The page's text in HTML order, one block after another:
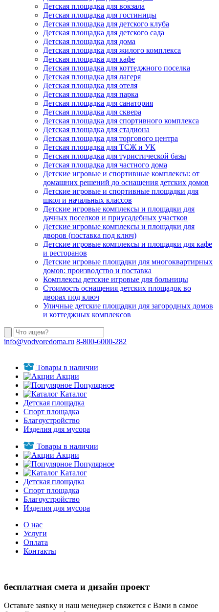
Детская площадка для вокзала
Детская площадка для гостиницы
Детская площадка для детского клуба
Детская площадка для детского сада
Детская площадка для дома
Детская площадка для жилого комплекса
Детская площадка для кафе
Детская площадка для коттеджного поселка
Детская площадка для лагеря
Детская площадка для отеля
Детская площадка для парка
Детская площадка для санатория
Детская площадка для сквера
Детская площадка для спортивного комплекса
Детская площадка для стадиона
Детская площадка для торгового центра
Детская площадка для ТСЖ и УК
Детская площадка для туристической базы
Детская площадка для частного дома
Детские игровые и спортивные комплексы: от
домашних решений до оснащения детских домов
Детские игровые и спортивные площадки для
школ и начальных классов
Детские игровые комплексы и площадки для
дачных поселков и приусадебных участков
Детские игровые комплексы и площадки для
дворов (поставка под ключ)
Детские игровые комплексы и площадки для кафе
и ресторанов
Детские игровые площадки для многоквартирных
домов: производство и поставка
Комплексы детские игровые для больницы
Стоимость оснащения детских площадок во
дворах под ключ
Уличные детские площадки для загородных домов
и коттеджных комплексов
info@vodvoredoma.ru 8-800-6000-282
Товары в наличии
Акции
Популярное
Каталог
Детская площадка
Спорт площадка
Благоустройство
Изделия для мусора
Товары в наличии
Акции
Популярное
Каталог
Детская площадка
Спорт площадка
Благоустройство
Изделия для мусора
О нас
Услуги
Оплата
Контакты
бесплатная смета и дизайн проект
Оставьте заявку и наш менеджер свяжется с Вами в самое